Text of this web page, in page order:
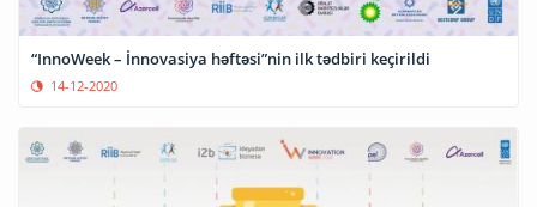
“InnoWeek – İnnovasiya həftəsi”nin ilk tədbiri keçirildi
14-12-2020